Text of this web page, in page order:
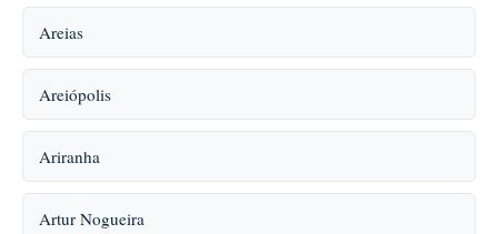
Areias
Areiópolis
Ariranha
Artur Nogueira